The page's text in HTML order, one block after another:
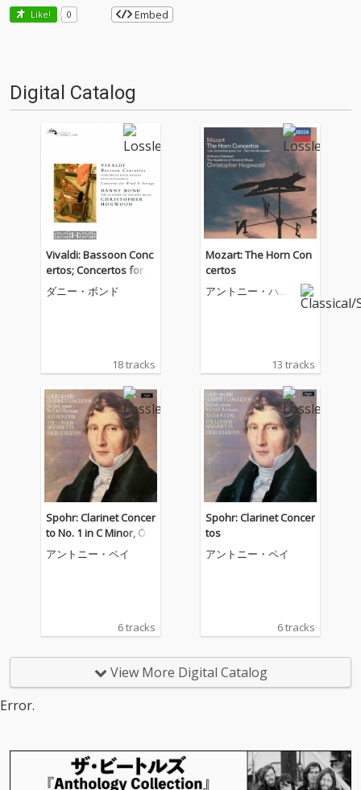
Like! 0 Embed
Digital Catalog
Vivaldi: Bassoon Conc
ertos; Concertos for W
ind & Strings
ダニー・ボンド
18 tracks
Mozart: The Horn Con
certos
アントニー・ハル
13 tracks
Spohr: Clarinet Concer
to No. 1 in C Minor, Op.
26; Clarinet Concerto
No. 2 in E-Flat Major, O
アントニー・ペイ
6 tracks
Spohr: Clarinet Concer
tos
アントニー・ペイ
6 tracks
View More Digital Catalog
Error.